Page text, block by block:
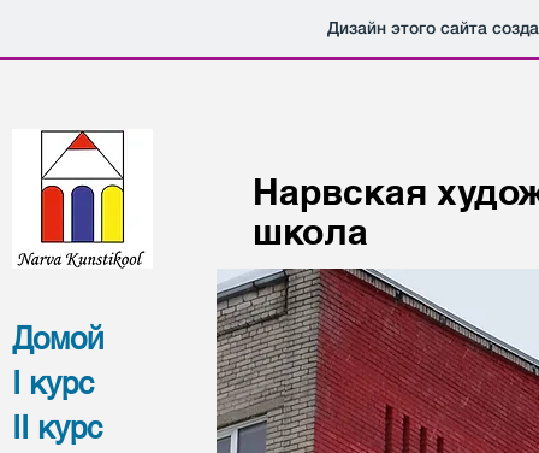
Дизайн этого сайта
Нарвская
школа
Домой
I курс
II курс